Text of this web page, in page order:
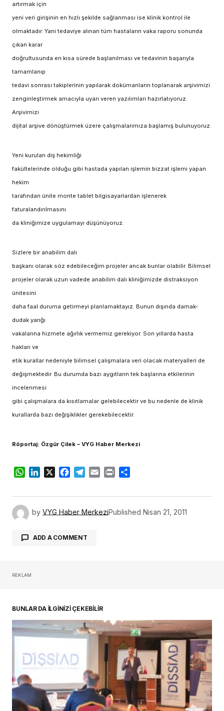
artırmak için
yeni veri girişinin en hızlı şekilde sağlanması ise klinik kontrol ile
olmaktadır. Yani tedaviye alınan tüm hastaların vaka raporu sonunda
çıkan karar
doğrultusunda en kısa sürede başlanılması ve tedavinin başarıyla
tamamlanıp
tedavi sonrası takiplerinin yapılarak dokümanların toplanarak arşivimizi
zenginleştirmek amacıyla uyarı veren yazılımları hazırlatıyoruz.
Arşivimizi
dijital arşive dönüştürmek üzere çalışmalarımıza başlamış bulunuyoruz.
Yeni kurulan diş hekimliği
fakültelerinde olduğu gibi hastada yapılan işlemin bizzat işlemi yapan
hekim
tarafından ünite monte tablet bilgisayarlardan işlenerek
faturalandırılmasını
da kliniğimize uygulamayı düşünüyoruz.
Sizlere bir anabilim dalı
başkanı olarak söz edebileceğim projeler ancak bunlar olabilir. Bilimsel
projeler olarak uzun vadede anabilim dalı kliniğimizde distraksiyon
ünitesini
daha faal duruma getirmeyi planlamaktayız. Bunun dışında damak-
dudak yarığı
vakalarına hizmete ağırlık vermemiz gerekiyor. Son yıllarda hasta
hakları ve
etik kurallar nedeniyle bilimsel çalışmalara veri olacak materyalleri de
değişmektedir. Bu durumda bazı aygıtların tek başlarına etkilerinin
incelenmesi
gibi çalışmalara da kısıtlamalar gelebilecektir ve bu nedenle de klinik
kurallarda bazı değişiklikler gerekebilecektir.
Röportaj: Özgür Çilek – VYG Haber Merkezi
WhatsApp
LinkedIn
X Facebook
Telegram
Email Print
by VYG Haber MerkeziPublished Nisan 21, 2011
ADD A COMMENT
REKLAM
BUNLAR DA İLGİNİZİ ÇEKEBİLİR